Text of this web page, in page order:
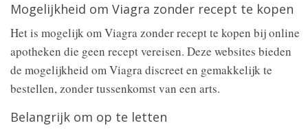
Mogelijkheid om Viagra zonder recept te kopen
Het is mogelijk om Viagra zonder recept te kopen bij online
apotheken die geen recept vereisen. Deze websites bieden
de mogelijkheid om Viagra discreet en gemakkelijk te
bestellen, zonder tussenkomst van een arts.
Belangrijk om op te letten